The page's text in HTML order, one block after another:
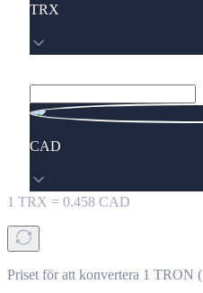
TRX
CAD
1 TRX = 0.458 CAD
Priset för att konvertera 1